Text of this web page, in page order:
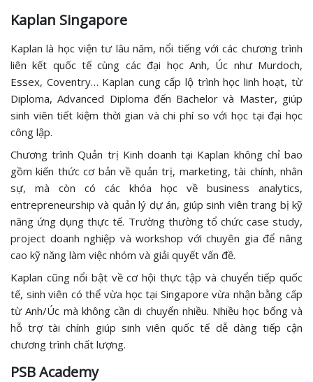
Kaplan Singapore
Kaplan là học viện tư lâu năm, nổi tiếng với các chương trình
liên kết quốc tế cùng các đại học Anh, Úc như Murdoch,
Essex, Coventry… Kaplan cung cấp lộ trình học linh hoạt, từ
Diploma, Advanced Diploma đến Bachelor và Master, giúp
sinh viên tiết kiệm thời gian và chi phí so với học tại đại học
công lập.
Chương trình Quản trị Kinh doanh tại Kaplan không chỉ bao
gồm kiến thức cơ bản về quản trị, marketing, tài chính, nhân
sự, mà còn có các khóa học về business analytics,
entrepreneurship và quản lý dự án, giúp sinh viên trang bị kỹ
năng ứng dụng thực tế. Trường thường tổ chức case study,
project doanh nghiệp và workshop với chuyên gia để nâng
cao kỹ năng làm việc nhóm và giải quyết vấn đề.
Kaplan cũng nổi bật về cơ hội thực tập và chuyển tiếp quốc
tế, sinh viên có thể vừa học tại Singapore vừa nhận bằng cấp
từ Anh/Úc mà không cần di chuyển nhiều. Nhiều học bổng và
hỗ trợ tài chính giúp sinh viên quốc tế dễ dàng tiếp cận
chương trình chất lượng.
PSB Academy